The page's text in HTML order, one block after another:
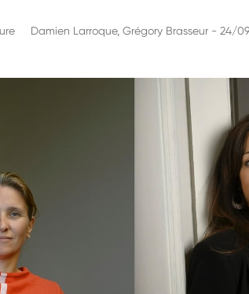
Damien Larroque, Grégory Brasseur - 24/